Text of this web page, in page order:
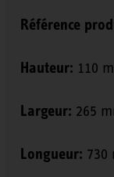
Référence
Hauteur: 110
Largeur: 265
Longueur: 730